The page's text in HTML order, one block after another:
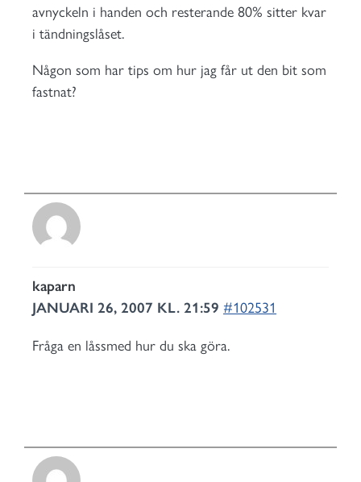
avnyckeln i handen och resterande 80% sitter kvar
i tändningslåset.
Någon som har tips om hur jag får ut den bit som
fastnat?
kaparn
JANUARI 26, 2007 KL. 21:59 #102531
Fråga en låssmed hur du ska göra.